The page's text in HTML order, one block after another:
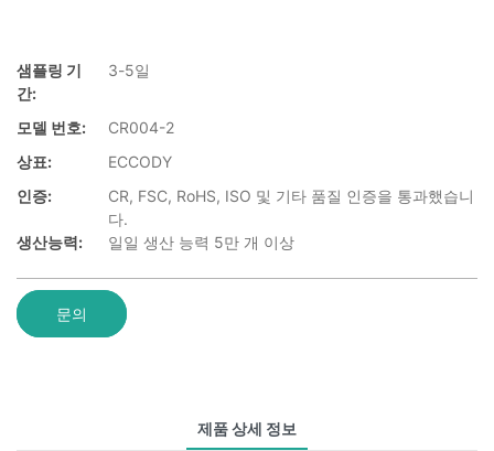
샘플링 기
간:
3-5일
모델 번호:
CR004-2
상표:
ECCODY
인증:
CR, FSC, RoHS, ISO 및 기타 품질 인증을 통과했습니
다.
생산능력:
일일 생산 능력 5만 개 이상
문의
제품 상세 정보